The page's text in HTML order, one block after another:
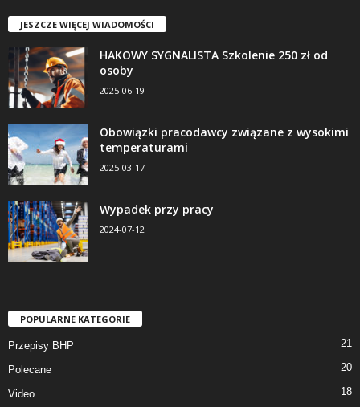
JESZCZE WIĘCEJ WIADOMOŚCI
HAKOWY SYGNALISTA Szkolenie 250 zł od
osoby
2025-06-19
Obowiązki pracodawcy związane z wysokimi
temperaturami
2025-03-17
Wypadek przy pracy
2024-07-12
POPULARNE KATEGORIE
Przepisy BHP 21
Polecane 20
Video 18